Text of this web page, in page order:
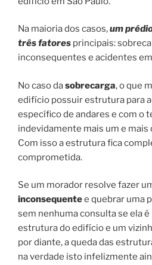
Na maioria dos casos,um
três fatores principais:
inconsequentes e acidentes
No caso dasobrecarga, o que
edifício possuir estrutura para
específico de andares e com o
indevidamente mais um e mais
Com isso a estrutura fica
comprometida.
Se um morador resolve fazer
inconsequentee quebrar uma
sem nenhuma consulta se ela
estrutura do edifício e um
por diante, a queda das
na verdade isto infelizmente